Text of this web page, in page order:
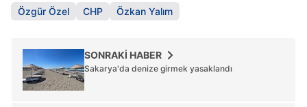
Özgür Özel CHP Özkan Yalım
SONRAKİ HABER
Sakarya'da denize girmek yasaklandı